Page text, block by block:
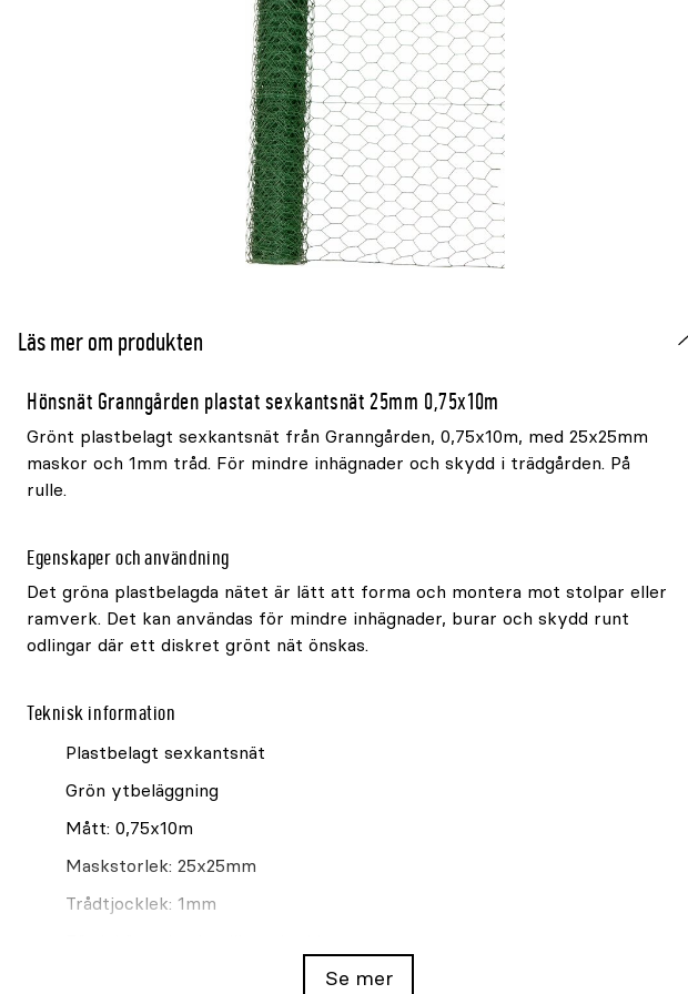
Läs mer om produkten
Hönsnät Granngården plastat sexkantsnät 25mm 0,75x10m
Grönt plastbelagt sexkantsnät från Granngården, 0,75x10m, med 25x25mm
maskor och 1mm tråd. För mindre inhägnader och skydd i trädgården. På
rulle.
Egenskaper och användning
Det gröna plastbelagda nätet är lätt att forma och montera mot stolpar eller
ramverk. Det kan användas för mindre inhägnader, burar och skydd runt
odlingar där ett diskret grönt nät önskas.
Teknisk information
Plastbelagt sexkantsnät
Grön ytbeläggning
Mått: 0,75x10m
Maskstorlek: 25x25mm
Trådtjocklek: 1mm
Se mer